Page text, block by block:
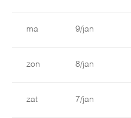
ma 9/jan
zon 8/jan
zat 7/jan